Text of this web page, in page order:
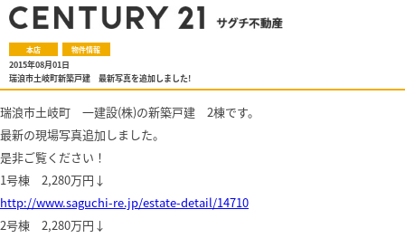
本店 物件情報
2015年08月01日
瑞浪市土岐町新築戸建 最新写真を追加しました!
瑞浪市土岐町 一建設(株)の新築戸建 2棟です。
最新の現場写真追加しました。
是非ご覧ください！
1号棟 2,280万円↓
http://www.saguchi-re.jp/estate-detail/14710
2号棟 2,280万円↓